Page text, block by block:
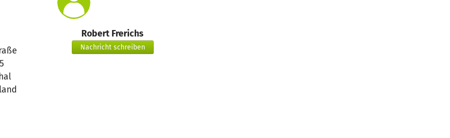
Robert Frerichs
Nachricht schreiben